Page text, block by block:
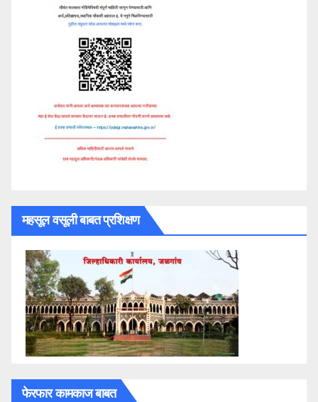
महसूल वसूली बाबत प्रशिक्षण
फेरफार कामकाज बाबत